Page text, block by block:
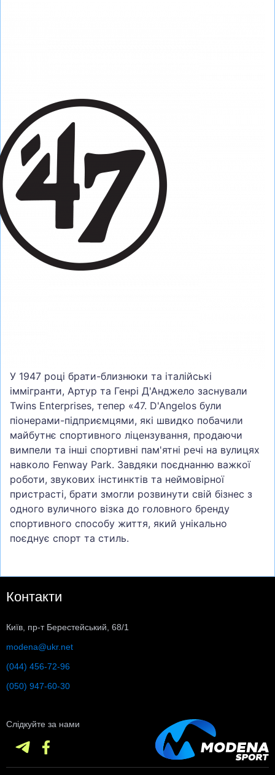
У 1947 році брати-близнюки та італійські
іммігранти, Артур та Генрі Д'Анджело заснували
Twins Enterprises, тепер «47. D'Angelos були
піонерами-підприємцями, які швидко побачили
майбутнє спортивного ліцензування, продаючи
вимпели та інші спортивні пам'ятні речі на вулицях
навколо Fenway Park. Завдяки поєднанню важкої
роботи, звукових інстинктів та неймовірної
пристрасті, брати змогли розвинути свій бізнес з
одного вуличного візка до головного бренду
спортивного способу життя, який унікально
поєднує спорт та стиль.
Контакти
Київ, пр-т Берестейський, 68/1
modena@ukr.net
(044) 456-72-96
(050) 947-60-30
Слідкуйте за нами